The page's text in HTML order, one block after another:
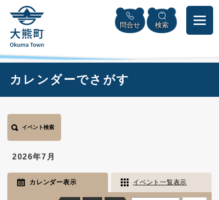
頭
メニューを飛ばして本文へ
問合せ 検索
カレンダーでさがす
イベント検索
2026年7月
カレンダー表示 イベント一覧表示